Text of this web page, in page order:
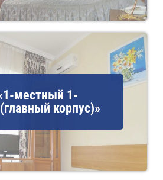
местный 1-
корпус)»